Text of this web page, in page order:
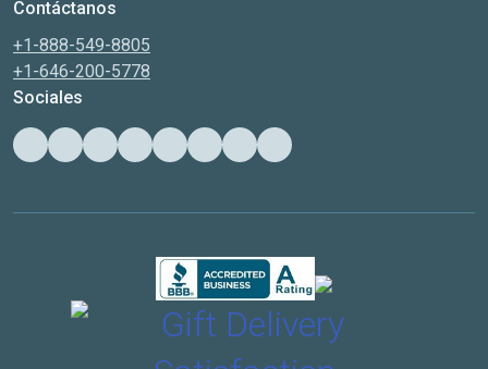
Contáctanos
+1-888-549-8805
+1-646-200-5778
Sociales